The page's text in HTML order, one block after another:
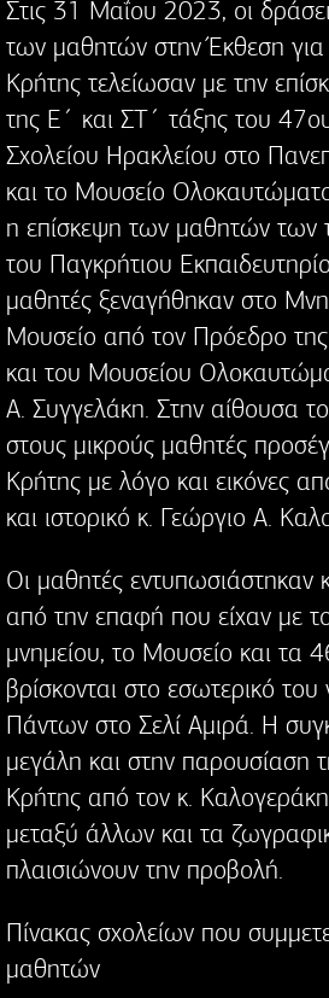
Στις 31 Μαΐου 2023, οι
των μαθητών στην Έκθεση
Κρήτης τελείωσαν με την
της Ε΄ και ΣΤ΄ τάξης του
Σχολείου Ηρακλείου στο
και το Μουσείο
η επίσκεψη των μαθητών των
του Παγκρήτιου
μαθητές ξεναγήθηκαν στο
Μουσείο από τον Πρόεδρο
και του Μουσείου
Α. Συγγελάκη. Στην αίθουσα
στους μικρούς μαθητές
Κρήτης με λόγο και εικόνες
και ιστορικό κ. Γεώργιο Α.
Οι μαθητές εντυπωσιάστηκαν
από την επαφή που είχαν με
μνημείου, το Μουσείο και τα
βρίσκονται στο εσωτερικό
Πάντων στο Σελί Αμιρά. Η
μεγάλη και στην παρουσίαση
Κρήτης από τον κ.
μεταξύ άλλων και τα
πλαισιώνουν την προβολή.
Πίνακας σχολείων που
μαθητών